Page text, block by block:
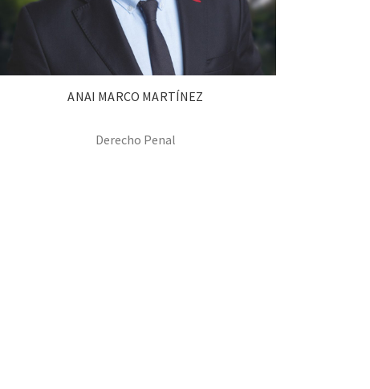
ANAI MARCO MARTÍNEZ
Derecho Penal